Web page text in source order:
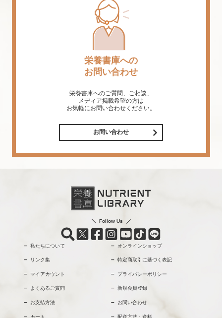
栄養書庫への
お問い合わせ
栄養書庫へのご質問、ご相談、
メディア掲載希望の方は
お気軽にお問い合わせください。
お問い合わせ
Follow Us
私たちについて オンラインショップ
リンク集 特定商取引に基づく表記
マイアカウント プライバシーポリシー
よくあるご質問 新規会員登録
お支払方法 お問い合わせ
カート 配送方法・送料